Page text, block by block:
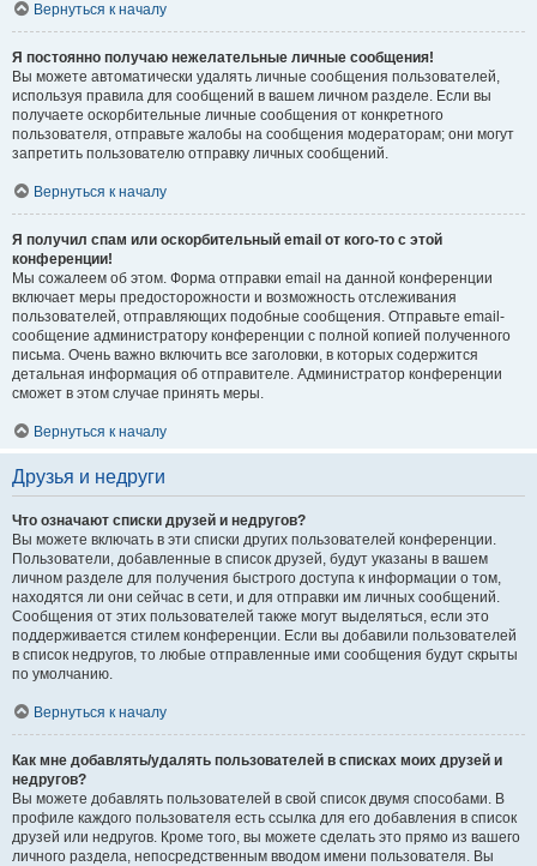
Вернуться к началу
Я постоянно получаю нежелательные личные сообщения!
Вы можете автоматически удалять личные сообщения пользователей,
используя правила для сообщений в вашем личном разделе. Если вы
получаете оскорбительные личные сообщения от конкретного
пользователя, отправьте жалобы на сообщения модераторам; они могут
запретить пользователю отправку личных сообщений.
Вернуться к началу
Я получил спам или оскорбительный email от кого-то с этой
конференции!
Мы сожалеем об этом. Форма отправки email на данной конференции
включает меры предосторожности и возможность отслеживания
пользователей, отправляющих подобные сообщения. Отправьте email-
сообщение администратору конференции с полной копией полученного
письма. Очень важно включить все заголовки, в которых содержится
детальная информация об отправителе. Администратор конференции
сможет в этом случае принять меры.
Вернуться к началу
Друзья и недруги
Что означают списки друзей и недругов?
Вы можете включать в эти списки других пользователей конференции.
Пользователи, добавленные в список друзей, будут указаны в вашем
личном разделе для получения быстрого доступа к информации о том,
находятся ли они сейчас в сети, и для отправки им личных сообщений.
Сообщения от этих пользователей также могут выделяться, если это
поддерживается стилем конференции. Если вы добавили пользователей
в список недругов, то любые отправленные ими сообщения будут скрыты
по умолчанию.
Вернуться к началу
Как мне добавлять/удалять пользователей в списках моих друзей и
недругов?
Вы можете добавлять пользователей в свой список двумя способами. В
профиле каждого пользователя есть ссылка для его добавления в список
друзей или недругов. Кроме того, вы можете сделать это прямо из вашего
личного раздела, непосредственным вводом имени пользователя. Вы